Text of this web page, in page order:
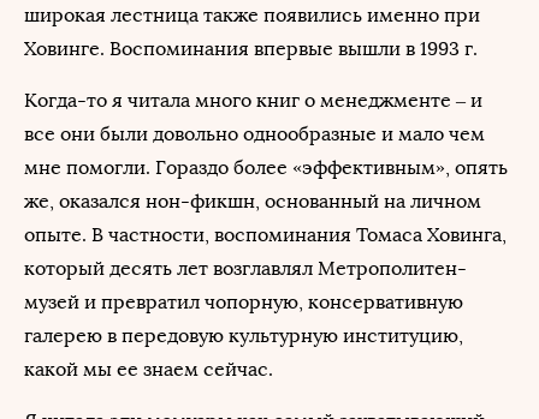
широкая лестница также появились именно при
Ховинге. Воспоминания впервые вышли в 1993 г.
Когда-то я читала много книг о менеджменте – и
все они были довольно однообразные и мало чем
мне помогли. Гораздо более «эффективным», опять
же, оказался нон-фикшн, основанный на личном
опыте. В частности, воспоминания Томаса Ховинга,
который десять лет возглавлял Метрополитен-
музей и превратил чопорную, консервативную
галерею в передовую культурную институцию,
какой мы ее знаем сейчас.